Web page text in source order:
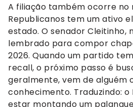
A filiação também ocorre no
Republicanos tem um ativo
estado. O senador Cleitinho,
lembrado para compor
2026. Quando um partido
recall, o próximo passo é
geralmente, vem de alguém
conhecimento. Traduzindo:
estar montando um